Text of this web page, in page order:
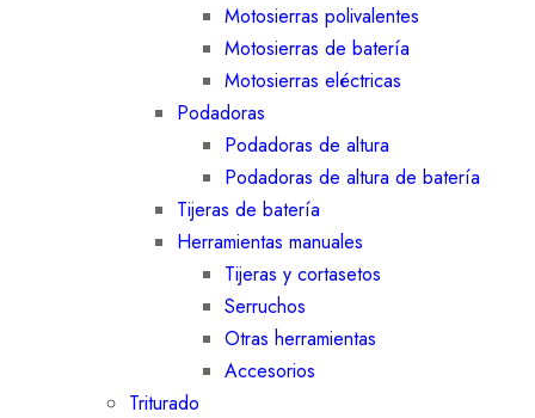
Motosierras polivalentes
Motosierras de batería
Motosierras eléctricas
Podadoras
Podadoras de altura
Podadoras de altura de batería
Tijeras de batería
Herramientas manuales
Tijeras y cortasetos
Serruchos
Otras herramientas
Accesorios
Triturado